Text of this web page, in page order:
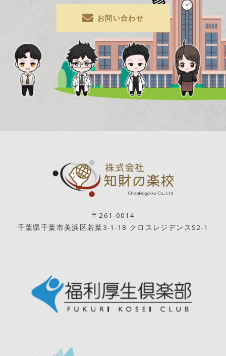
お問い合わせ
〒261-0014
千葉県千葉市美浜区若葉3-1-18 クロスレジデンスS2-1